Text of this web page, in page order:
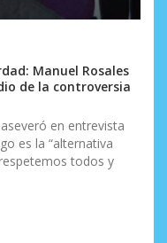
Manuel Rosales
de la controversia
en entrevista
es la “alternativa
todos y